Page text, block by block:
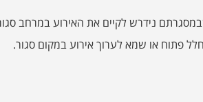
נידרש לקיים את האירוע במרחב סגור,
פתוח או שמא לערוך אירוע במקום סגור.